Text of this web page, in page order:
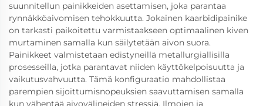
suunnitellun painikkeiden asettamisen, joka parantaa
rynnäkköaivomisen tehokkuutta. Jokainen kaarbidipainike
on tarkasti paikoitettu varmistaakseen optimaalinen kiven
murtaminen samalla kun säilytetään aivon suora.
Painikkeet valmistetaan edistyneillä metallurgiallisilla
prosesseilla, jotka parantavat niiden käyttökelpoisuutta ja
vaikutusvahvuutta. Tämä konfiguraatio mahdollistaa
parempien sijoittumisnopeuksien saavuttamisen samalla
kun vähentää aivovälineiden stressiä. Ilmojen ja